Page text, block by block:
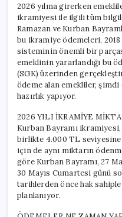
2026 yılına girerken
ikramiyesi ile ilgili tüm
Ramazan ve Kurban
bu ikramiye ödemeleri,
sisteminin önemli bir
emeklinin yararlandığı bu
(SGK) üzerinden
ödeme alan emekliler,
hazırlık yapıyor.
2026 YILI İKRAMİYE
Kurban Bayramı
birlikte 4.000 TL seviyesine
için de aynı miktarın
göre Kurban Bayramı, 27
30 Mayıs Cumartesi günü
tarihlerden önce hak
planlanıyor.